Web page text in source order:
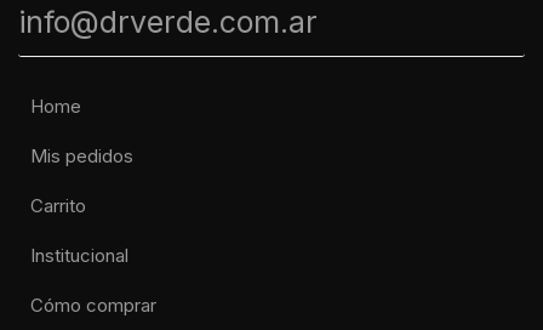
info@drverde.com.ar
Home
Mis pedidos
Carrito
Institucional
Cómo comprar